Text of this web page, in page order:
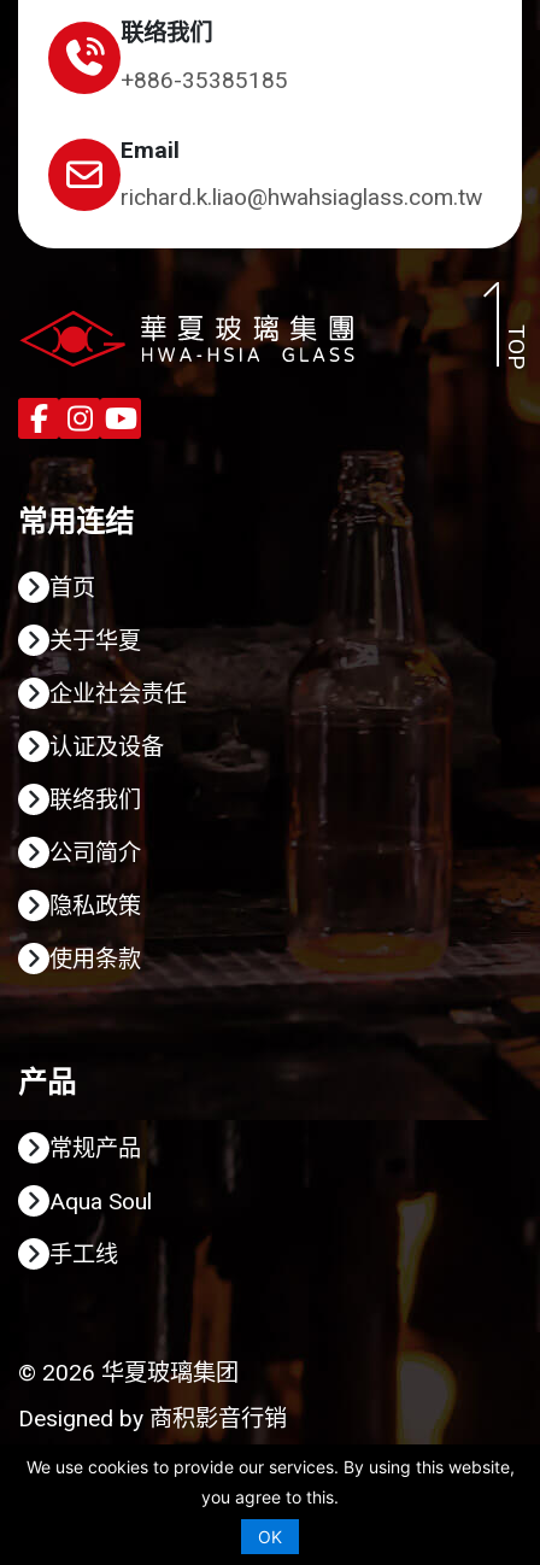
TOP
联络我们
+886-35385185
Email
richard.k.liao@hwahsiaglass.com.tw
常用连结
首页
关于华夏
企业社会责任
认证及设备
联络我们
公司简介
隐私政策
使用条款
产品
常规产品
Aqua Soul
手工线
© 2026 华夏玻璃集团
Designed by 商积影音行销
We use cookies to provide our services. By using this website,
you agree to this.
OK